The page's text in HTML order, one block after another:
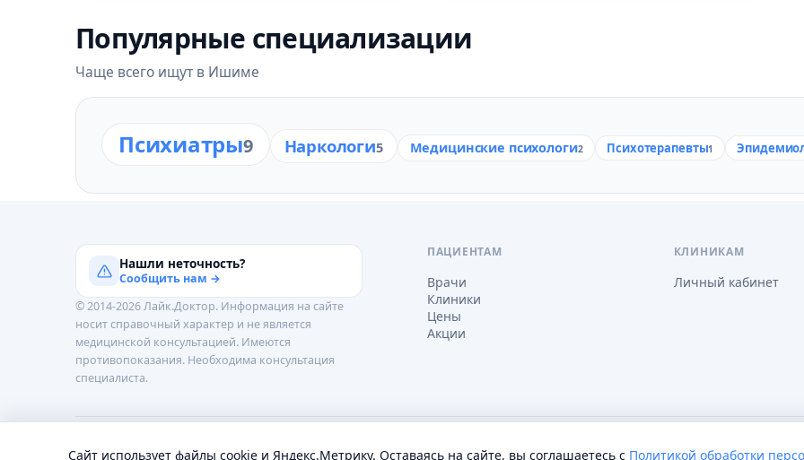
Популярные специализации
Чаще всего ищут в Ишиме
Психиатры9 Наркологи5 Медицинские психологи2 Психотерапевты1
Нашли неточность?
Сообщить нам →
© 2014-2026 Лайк.Доктор. Информация на сайте
носит справочный характер и не является
медицинской консультацией. Имеются
противопоказания. Необходима консультация
специалиста.
ПАЦИЕНТАМ
Врачи
Клиники
Цены
Акции
КЛИНИКАМ
Личный кабинет
Сайт использует файлы cookie и Яндекс.Метрику. Оставаясь на сайте, вы соглашаетесь с Политикой обработки